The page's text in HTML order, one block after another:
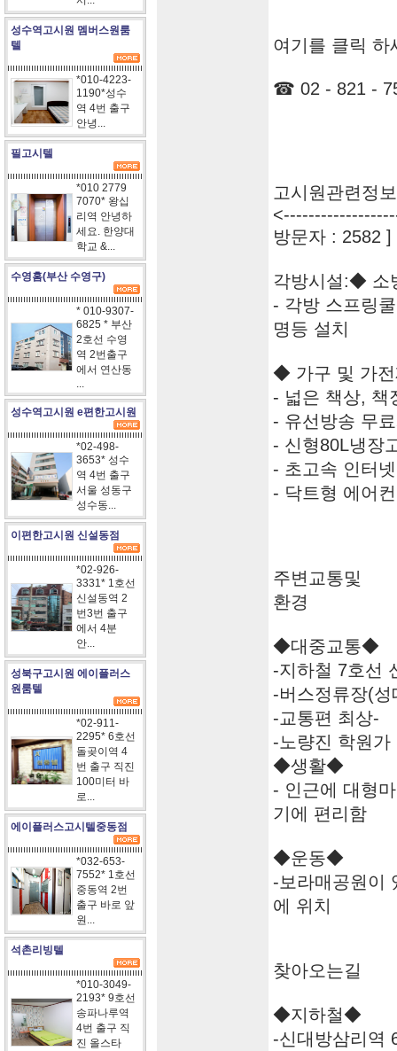
성수역고시원 멤버스원룸
텔
*010-4223-
1190*성수
역 4번 출구
안녕...
필고시텔
*010 2779
7070* 왕십
리역 안녕하
세요. 한양대
학교 &...
수영홈(부산 수영구)
* 010-9307-
6825 * 부산
2호선 수영
역 2번출구
에서 연산동
...
성수역고시원 e편한고시원
*02-498-
3653* 성수
역 4번 출구
서울 성동구
성수동...
이편한고시원 신설동점
*02-926-
3331* 1호선
신설동역 2
번3번 출구
에서 4분
안...
성북구고시원 에이플러스
원룸텔
*02-911-
2295* 6호선
돌곶이역 4
번 출구 직진
100미터 바
로...
에이플러스고시텔중동점
*032-653-
7552* 1호선
중동역 2번
출구 바로 앞
원...
석촌리빙텔
*010-3049-
2193* 9호선
송파나루역
4번 출구 직
진 올스타
여기를 클릭 하
☎ 02 - 821 -
고시원관련정보
방문자 : 2582 ]
각방시설:◆ 소
- 각방 스프링
명등 설치
◆ 가구 및 가
- 넓은 책상, 책
- 유선방송 무
- 신형80L냉장
- 초고속 인터
- 닥트형 에어
주변교통및
환경
◆대중교통◆
-지하철 7호선
-버스정류장(
-교통편 최상-
-노량진 학원
◆생활◆
- 인근에 대형
기에 편리함
◆운동◆
-보라매공원이
에 위치
찾아오는길
◆지하철◆
-신대방삼리역